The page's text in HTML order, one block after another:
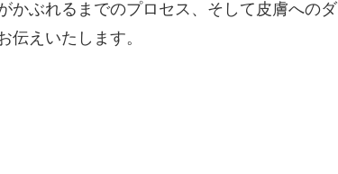
かぶれるまでのプロセス、そして皮膚へのダ
えいたします。